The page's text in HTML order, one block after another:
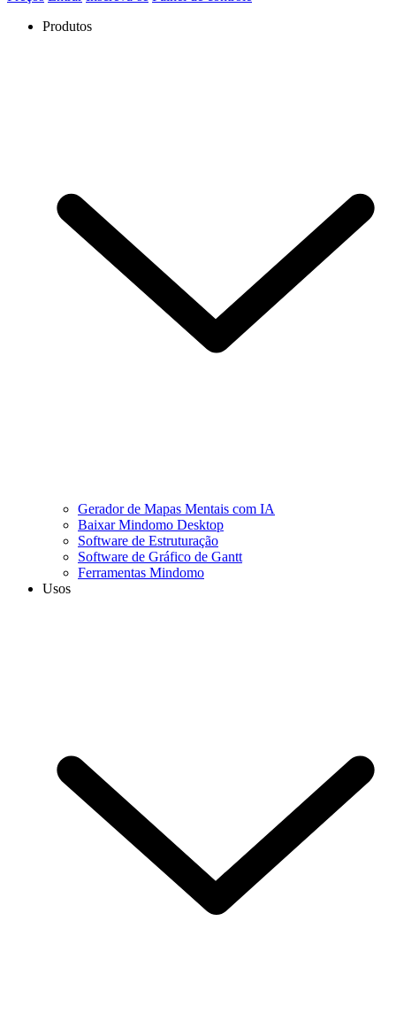
Produtos
Gerador de Mapas Mentais com IA
Baixar Mindomo Desktop
Software de Estruturação
Software de Gráfico de Gantt
Ferramentas Mindomo
Usos